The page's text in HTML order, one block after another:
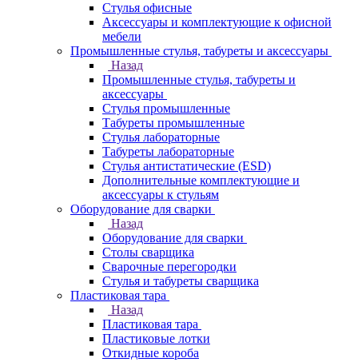
Стулья офисные
Аксессуары и комплектующие к офисной
мебели
Промышленные стулья, табуреты и аксессуары
Назад
Промышленные стулья, табуреты и
аксессуары
Стулья промышленные
Табуреты промышленные
Стулья лабораторные
Табуреты лабораторные
Стулья антистатические (ESD)
Дополнительные комплектующие и
аксессуары к стульям
Оборудование для сварки
Назад
Оборудование для сварки
Столы сварщика
Сварочные перегородки
Стулья и табуреты сварщика
Пластиковая тара
Назад
Пластиковая тара
Пластиковые лотки
Откидные короба